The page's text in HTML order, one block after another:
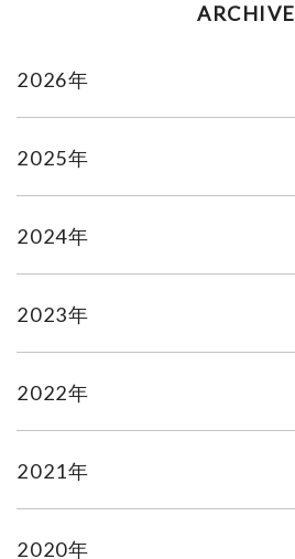
ARCHIVE
2026年
2025年
2024年
2023年
2022年
2021年
2020年